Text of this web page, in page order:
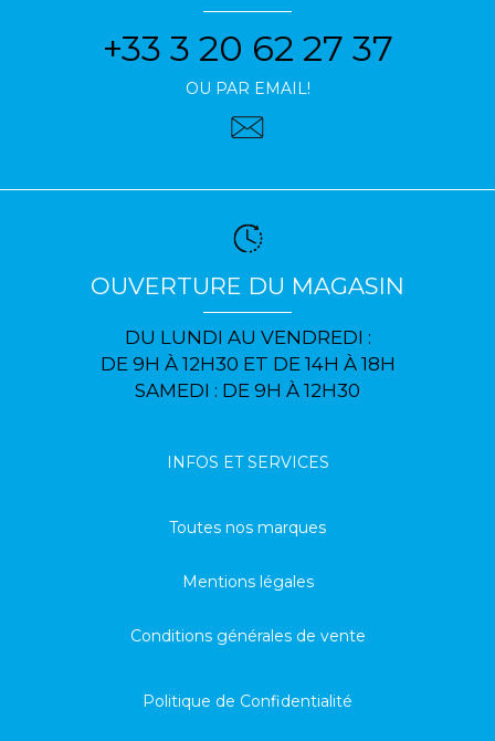
+33 3 20 62 27 37
OU PAR EMAIL!
OUVERTURE DU MAGASIN
DU LUNDI AU VENDREDI :
DE 9H À 12H30 ET DE 14H À 18H
SAMEDI : DE 9H À 12H30
INFOS ET SERVICES
Toutes nos marques
Mentions légales
Conditions générales de vente
Politique de Confidentialité